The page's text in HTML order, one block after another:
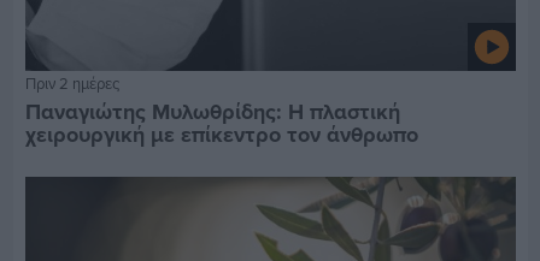
Πριν 2 ημέρες
Παναγιώτης Μυλωθρίδης: Η πλαστική
χειρουργική με επίκεντρο τον άνθρωπο